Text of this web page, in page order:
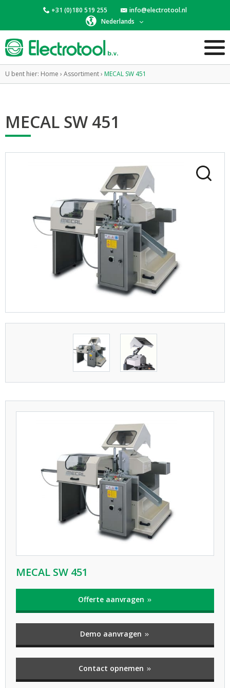
+31 (0)180 519 255
info@electrotool.nl
Nederlands
U bent hier: Home › Assortiment› MECAL SW 451
MECAL SW 451
MECAL SW 451
Offerte aanvragen
Demo aanvragen
Contact opnemen